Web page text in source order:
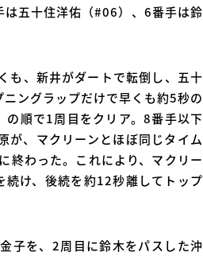
五十住洋佑（#06）、6番手は鈴
も、新井がダートで転倒し、五十
ングラップだけで早くも約5秒の
順で1周目をクリア。8番手以下
が、マクリーンとほぼ同じタイム
終わった。これにより、マクリー
続け、後続を約12秒離してトップ
子を、2周目に鈴木をパスした沖